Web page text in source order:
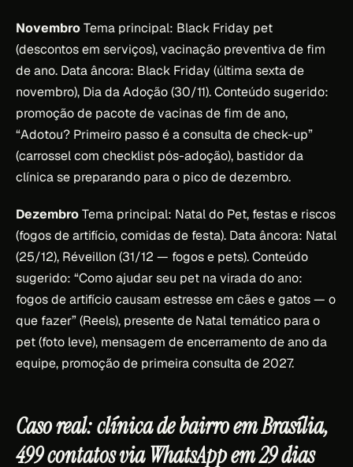
NovembroTema principal: Black Friday pet
(descontos em serviços), vacinação preventiva de fim
de ano. Data âncora: Black Friday (última sexta de
novembro), Dia da Adoção (30/11). Conteúdo sugerido:
promoção de pacote de vacinas de fim de ano,
“Adotou? Primeiro passo é a consulta de check-up”
(carrossel com checklist pós-adoção), bastidor da
clínica se preparando para o pico de dezembro.
DezembroTema principal: Natal do Pet, festas e riscos
(fogos de artifício, comidas de festa). Data âncora: Natal
(25/12), Réveillon (31/12 — fogos e pets). Conteúdo
sugerido: “Como ajudar seu pet na virada do ano:
fogos de artifício causam estresse em cães e gatos — o
que fazer” (Reels), presente de Natal temático para o
pet (foto leve), mensagem de encerramento de ano da
equipe, promoção de primeira consulta de 2027.
Caso real: clínica de bairro em Brasília,
499 contatos via WhatsApp em 29 dias